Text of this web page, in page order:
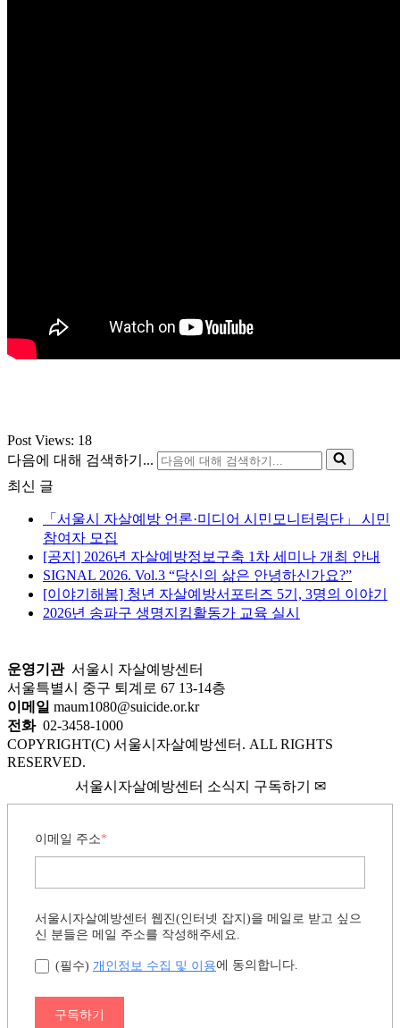
Post Views: 18
다음에 대해 검색하기...
최신 글
「서울시 자살예방 언론·미디어 시민모니터링단」 시민
참여자 모집
[공지] 2026년 자살예방정보구축 1차 세미나 개최 안내
SIGNAL 2026. Vol.3 “당신의 삶은 안녕하신가요?”
[이야기해봄] 청년 자살예방서포터즈 5기, 3명의 이야기
2026년 송파구 생명지킴활동가 교육 실시
운영기관서울시 자살예방센터
서울특별시 중구 퇴계로 67 13-14층
이메일 maum1080@suicide.or.kr
전화 02-3458-1000
COPYRIGHT(C) 서울시자살예방센터. ALL RIGHTS
RESERVED.
서울시자살예방센터 소식지 구독하기 ✉
이메일 주소*
서울시자살예방센터 웹진(인터넷 잡지)을 메일로 받고 싶으
신 분들은 메일 주소를 작성해주세요.
(필수) 개인정보 수집 및 이용에 동의합니다.
구독하기